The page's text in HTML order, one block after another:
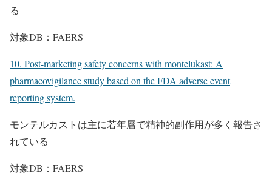
る
対象DB：FAERS
10. Post-marketing safety concerns with montelukast: A
pharmacovigilance study based on the FDA adverse event
reporting system.
モンテルカストは主に若年層で精神的副作用が多く報告さ
れている
対象DB：FAERS